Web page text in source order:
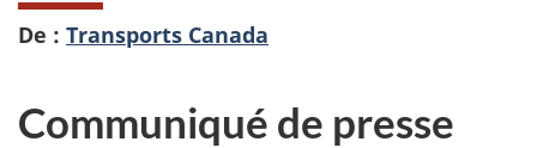
De : Transports Canada
Communiqué de presse